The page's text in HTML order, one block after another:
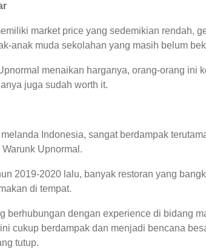
market price yang sedemikian rendah,
anak muda sekolahan yang masih belum
menaikan harganya, orang-orang ini
juga sudah worth it.
Indonesia, sangat berdampak
Upnormal.
2019-2020 lalu, banyak restoran yang
di tempat.
berhubungan dengan experience di bidang
cukup berdampak dan menjadi bencana
tutup.